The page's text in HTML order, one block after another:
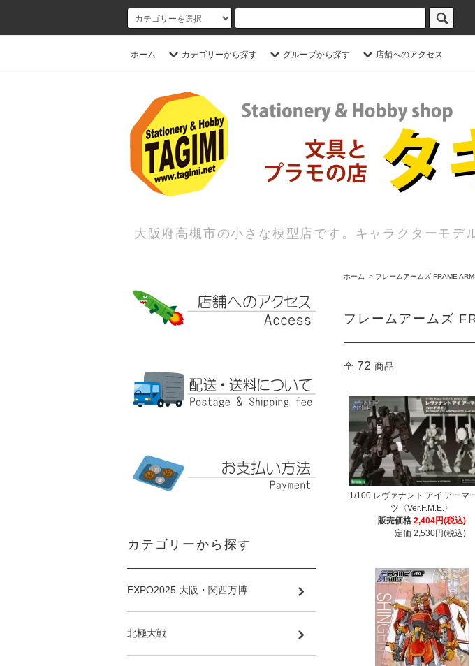
ホーム カテゴリーから探す グループから探す 店舗へのアクセス
大阪府高槻市の小さな模型店です。キャラクターモデ
ホーム > フレームアームズ FRAME
フレームアームズ
全 72 商品
1/100 レヴァナント アイ アーマ
ツ〈Ver.F.M.E.〉
販売価格 2,404円(税込)
定価 2,530円(税込)
カテゴリーから探す
EXPO2025 大阪・関西万博
北極大戦